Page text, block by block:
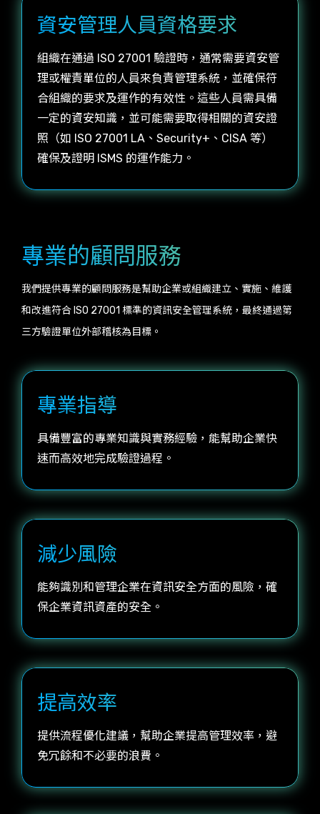
資安管理人員資格要求
組織在通過 ISO 27001 驗證時，通常需要資安管
理或權責單位的人員來負責管理系統，並確保符
合組織的要求及運作的有效性。這些人員需具備
一定的資安知識，並可能需要取得相關的資安證
照（如 ISO 27001 LA、Security+、CISA 等）
確保及證明 ISMS 的運作能力。
專業的顧問服務
我們提供專業的顧問服務是幫助企業或組織建立、實施、維護
和改進符合 ISO 27001 標準的資訊安全管理系統，最終通過第
三方驗證單位外部稽核為目標。
專業指導
具備豐富的專業知識與實務經驗，能幫助企業快
速而高效地完成驗證過程。
減少風險
能夠識別和管理企業在資訊安全方面的風險，確
保企業資訊資產的安全。
提高效率
提供流程優化建議，幫助企業提高管理效率，避
免冗餘和不必要的浪費。